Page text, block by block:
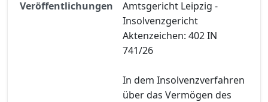
Veröffentlichungen
Amtsgericht Leipzig -
Insolvenzgericht
Aktenzeichen: 402 IN
741/26
In dem Insolvenzverfahren
über das Vermögen des